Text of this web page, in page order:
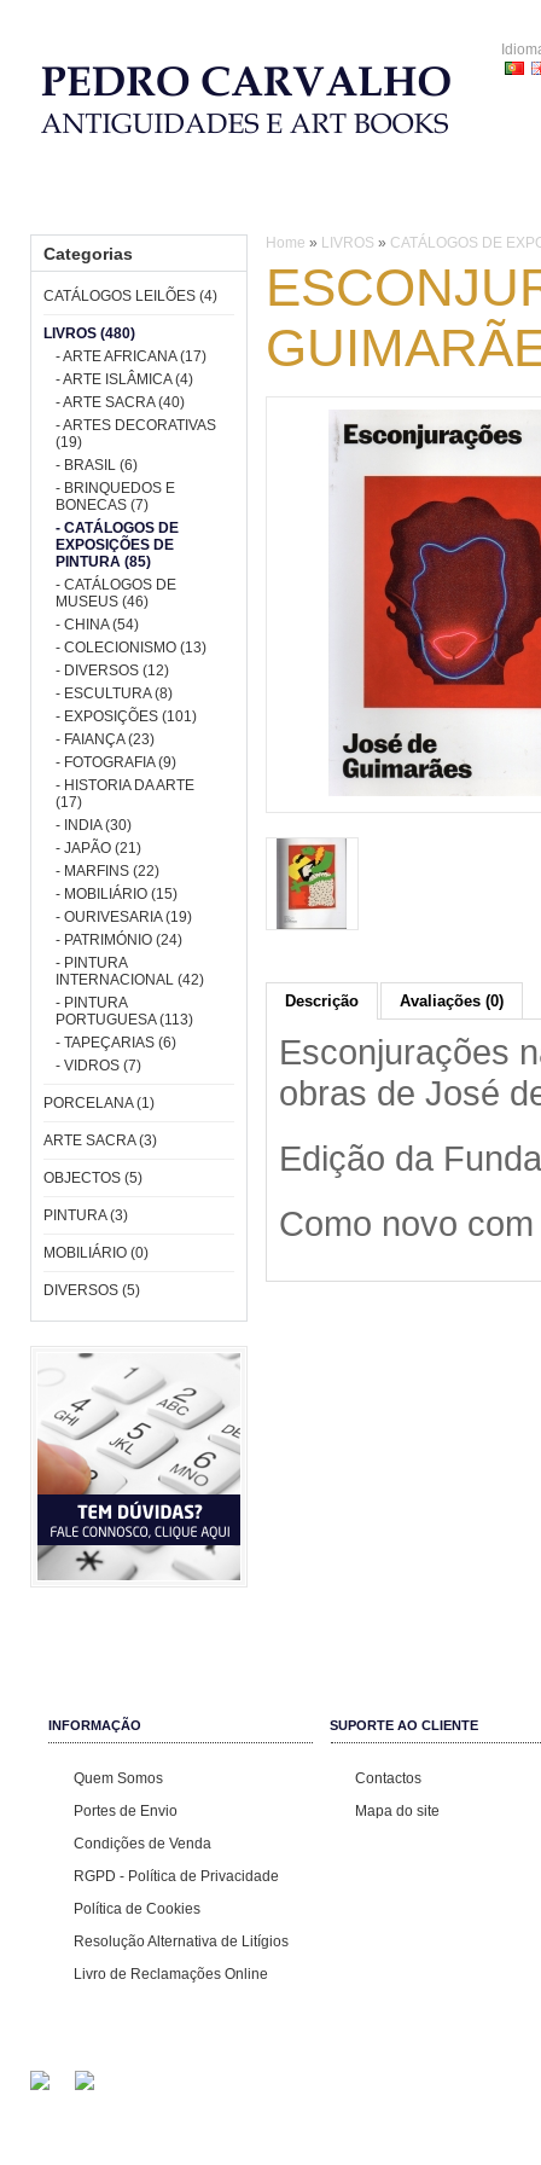
Categorias
CATÁLOGOS LEILÕES (4)
LIVROS (480)
- ARTE AFRICANA (17)
- ARTE ISLÂMICA (4)
- ARTE SACRA (40)
- ARTES DECORATIVAS
(19)
- BRASIL (6)
- BRINQUEDOS E
BONECAS (7)
- CATÁLOGOS DE
EXPOSIÇÕES DE
PINTURA (85)
- CATÁLOGOS DE
MUSEUS (46)
- CHINA (54)
- COLECIONISMO (13)
- DIVERSOS (12)
- ESCULTURA (8)
- EXPOSIÇÕES (101)
- FAIANÇA (23)
- FOTOGRAFIA (9)
- HISTORIA DA ARTE
(17)
- INDIA (30)
- JAPÃO (21)
- MARFINS (22)
- MOBILIÁRIO (15)
- OURIVESARIA (19)
- PATRIMÓNIO (24)
- PINTURA
INTERNACIONAL (42)
- PINTURA
PORTUGUESA (113)
- TAPEÇARIAS (6)
- VIDROS (7)
PORCELANA (1)
ARTE SACRA (3)
OBJECTOS (5)
PINTURA (3)
MOBILIÁRIO (0)
DIVERSOS (5)
Home » LIVROS » CATÁLOGOS DE
Descrição Avaliações (0)
Esconjurações
obras de José
Edição da
Como novo
INFORMAÇÃO
Quem Somos
Portes de Envio
Condições de Venda
RGPD - Política de Privacidade
Política de Cookies
Resolução Alternativa de Litígios
Livro de Reclamações Online
SUPORTE AO CLIENTE
Contactos
Mapa do site